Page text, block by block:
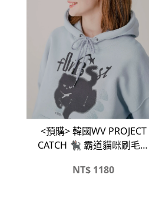
<預購> 韓國WV PROJECT
CATCH 🐈‍⬛ 霸道貓咪刷毛帽
NT$ 1180